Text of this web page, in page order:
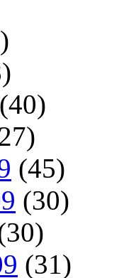
(40)
(45)
(30)
(31)